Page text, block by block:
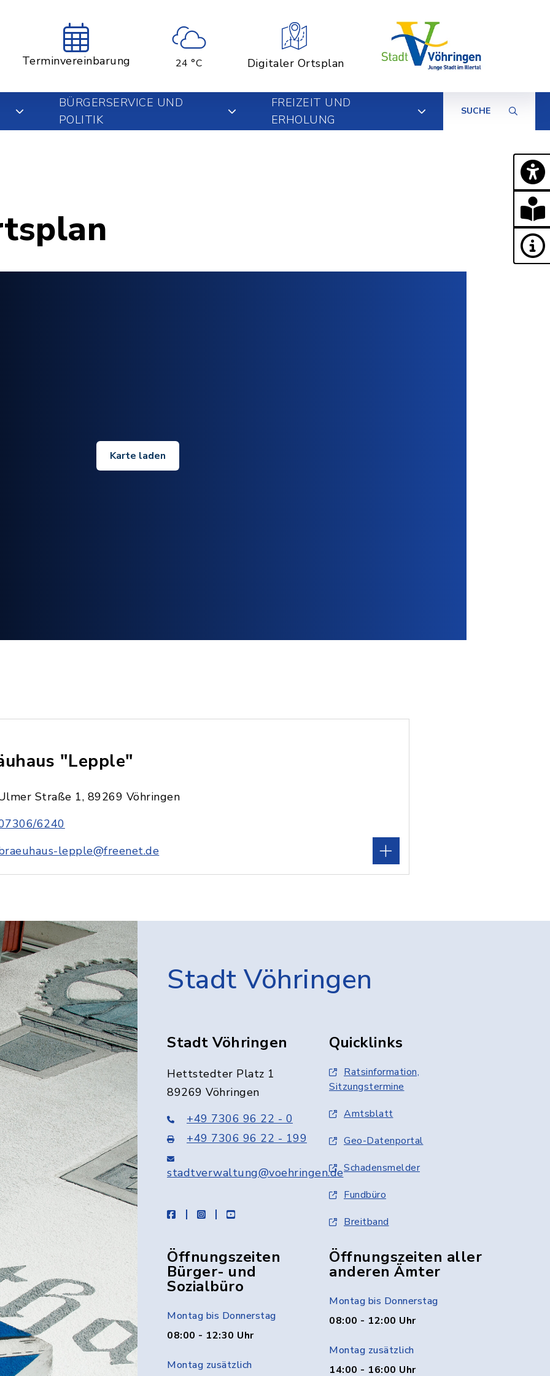
Terminvereinbarung 24 °C Digitaler Ortsplan
BÜRGERSERVICE UND
POLITIK
FREIZEIT UND
ERHOLUNG
SUCHE
Karte laden
"Lepple"
Straße 1, 89269 Vöhringen
6240
lepple@freenet.de
Stadt Vöhringen
Stadt Vöhringen
Hettstedter Platz 1
89269 Vöhringen
+49 7306 96 22 - 0
+49 7306 96 22 - 199
stadtverwaltung@voehringen.de
facebookinstagramyoutube
Quicklinks
Ratsinformation,
Sitzungstermine
Amtsblatt
Geo-Datenportal
Schadensmelder
Fundbüro
Breitband
Öffnungszeiten
Bürger- und
Sozialbüro
Montag bis Donnerstag
08:00 - 12:30 Uhr
Montag zusätzlich
Öffnungszeiten aller
anderen Ämter
Montag bis Donnerstag
08:00 - 12:00 Uhr
Montag zusätzlich
14:00 - 16:00 Uhr